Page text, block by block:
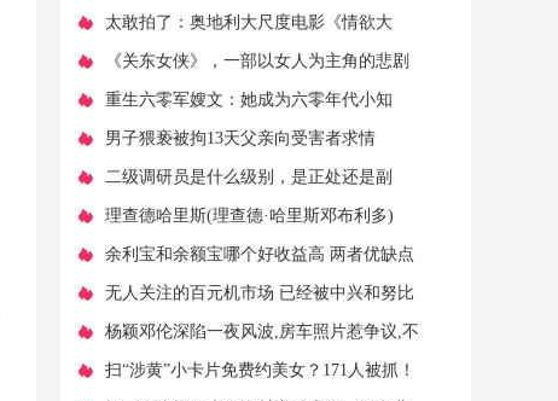
整整幸福了一辈子！
​太敢拍了：奥地利大尺度电影《情欲大
厦》，从艺术中触动心灵。
​《关东女侠》，一部以女人为主角的悲剧
结局抗日影片
​重生六零军嫂文：她成为六零年代小知
青，带空间灵泉嫁给帅气军长
​男子猥亵被拘13天父亲向受害者求情
​二级调研员是什么级别，是正处还是副
处？与县处级正职有啥区别？
​理查德哈里斯(理查德·哈里斯邓布利多)
​余利宝和余额宝哪个好收益高 两者优缺点
及区别对比介绍
​无人关注的百元机市场 已经被中兴和努比
亚盯上了
​杨颖邓伦深陷一夜风波,房车照片惹争议,不
雅之举惹怒中国男篮
​扫“涉黄”小卡片免费约美女？171人被抓！